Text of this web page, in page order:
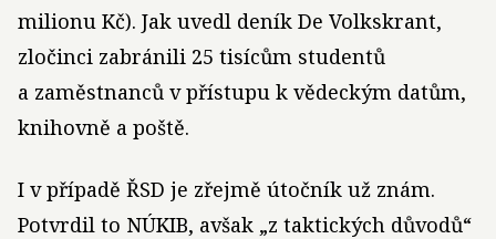
milionu Kč). Jak uvedl deník De Volkskrant,
zločinci zabránili 25 tisícům studentů
a zaměstnanců v přístupu k vědeckým datům,
knihovně a poště.
I v případě ŘSD je zřejmě útočník už znám.
Potvrdil to NÚKIB, avšak „z taktických důvodů“